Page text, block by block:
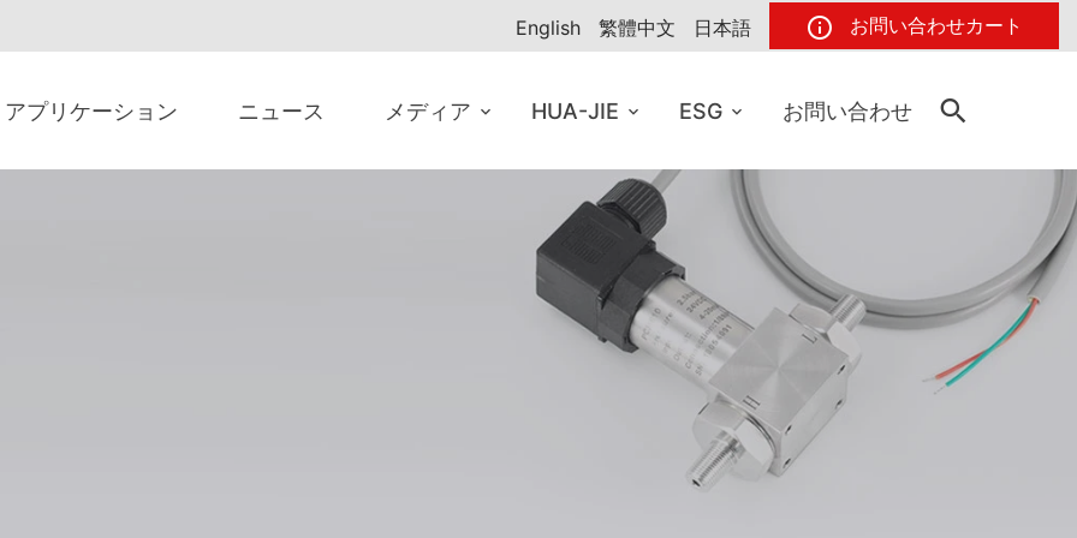
English 繁體中文 日本語 お問い合わせカート
アプリケーション ニュース メディア HUA-JIE ESG お問い合わせ